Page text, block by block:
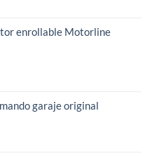
enrollable Motorline
garaje original